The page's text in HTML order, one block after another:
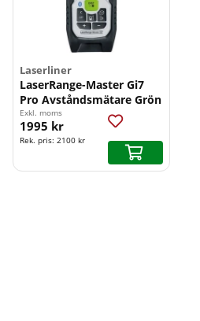
Laserliner
LaserRange-Master Gi7
Pro Avståndsmätare Grön
Exkl. moms
1995 kr
Rek. pris: 2100 kr